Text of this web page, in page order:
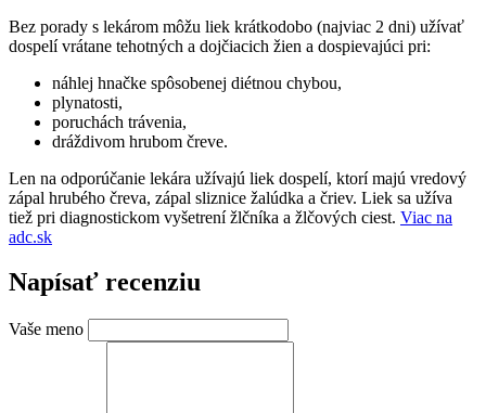
Bez porady s lekárom môžu liek krátkodobo (najviac 2 dni) užívať
dospelí vrátane tehotných a dojčiacich žien a dospievajúci pri:
náhlej hnačke spôsobenej diétnou chybou,
plynatosti,
poruchách trávenia,
dráždivom hrubom čreve.
Len na odporúčanie lekára užívajú liek dospelí, ktorí majú vredový
zápal hrubého čreva, zápal sliznice žalúdka a čriev. Liek sa užíva
tiež pri diagnostickom vyšetrení žlčníka a žlčových ciest. Viac na
adc.sk
Napísať recenziu
Vaše meno